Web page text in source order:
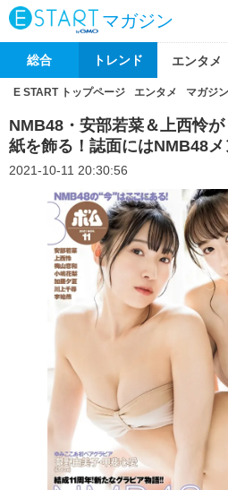
マガジン
総合 トレンド エンタメ
E START トップページ エンタメ マガジン
NMB48・安部若菜＆上西怜
紙を飾る！誌面にはNMB48メ
2021-10-11 20:30:56